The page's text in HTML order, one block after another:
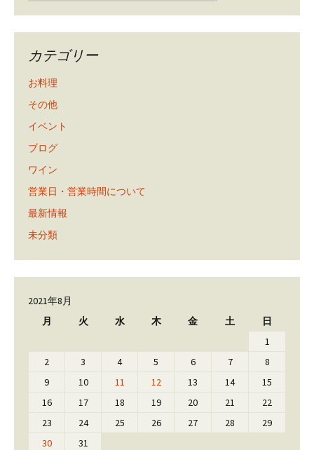
カテゴリー
お料理
その他
イベント
ブログ
ワイン
営業日・営業時間について
最新情報
未分類
2021年8月
月
火 水 木 金 土 日
1
2
3 4 5 6 7
8
9
10 11 12 13 14
15
16
17 18 19 20 21
22
23
24 25 26 27 28
29
30
31